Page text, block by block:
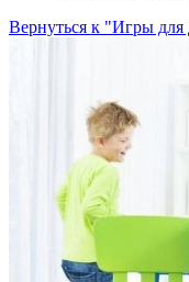
Вернуться к "Игры для